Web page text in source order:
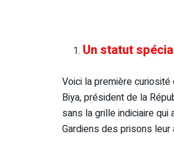
Un statut
Voici la première
Biya, président de la
sans la grille indiciaire qui
Gardiens des prisons